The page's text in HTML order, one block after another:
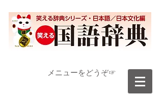
​メニューをどうぞ☞